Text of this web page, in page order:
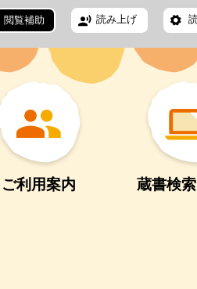
閲覧補助 読み上げ
ご利用案内 蔵書検